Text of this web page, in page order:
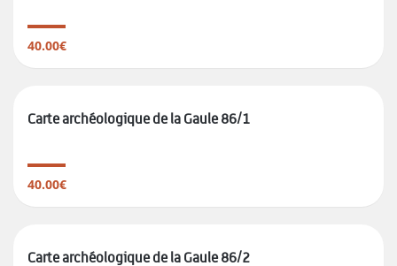
40.00€
Carte archéologique de la Gaule 86/1
40.00€
Carte archéologique de la Gaule 86/2